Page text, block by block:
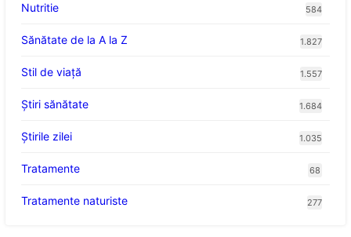
Nutritie 584
Sănătate de la A la Z 1.827
Stil de viaţă 1.557
Ştiri sănătate 1.684
Știrile zilei 1.035
Tratamente 68
Tratamente naturiste 277